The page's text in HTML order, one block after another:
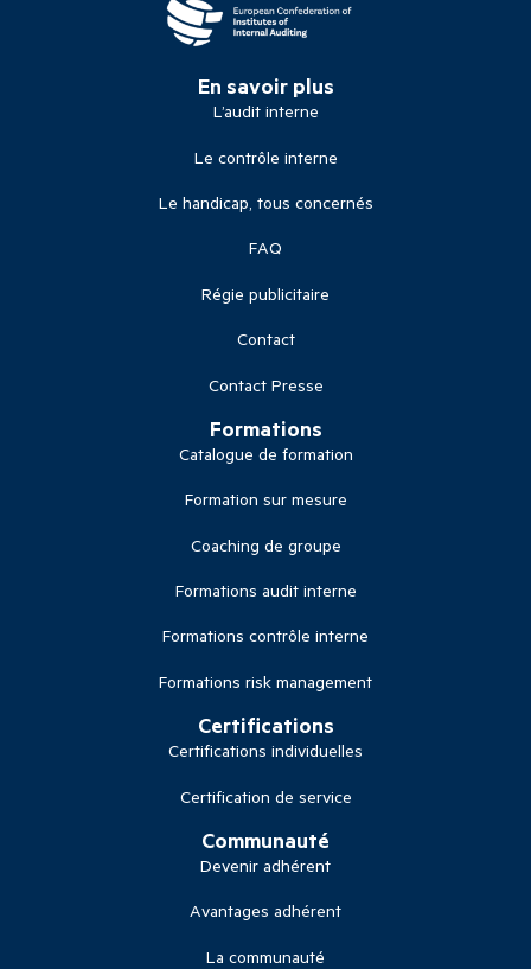
En savoir plus
L’audit interne
Le contrôle interne
Le handicap, tous concernés
FAQ
Régie publicitaire
Contact
Contact Presse
Formations
Catalogue de formation
Formation sur mesure
Coaching de groupe
Formations audit interne
Formations contrôle interne
Formations risk management
Certifications
Certifications individuelles
Certification de service
Communauté
Devenir adhérent
Avantages adhérent
La communauté